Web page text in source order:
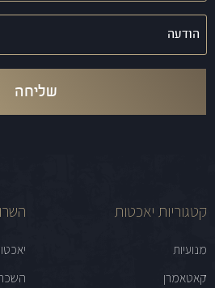
הודעה
קטגוריות יאכטות
מנועיות
קאטאמרן